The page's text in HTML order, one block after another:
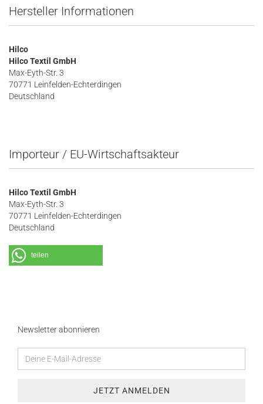
Hersteller Informationen
Hilco
Hilco Textil GmbH
Max-Eyth-Str. 3
70771 Leinfelden-Echterdingen
Deutschland
Importeur / EU-Wirtschaftsakteur
Hilco Textil GmbH
Max-Eyth-Str. 3
70771 Leinfelden-Echterdingen
Deutschland
teilen
Newsletter abonnieren